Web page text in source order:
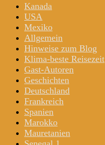
Kanada
USA
Mexiko
Allgemein
Hinweise zum Blog
Klima-beste Reisezeit
Gast-Autoren
Geschichten
Deutschland
Frankreich
Spanien
Marokko
Mauretanien